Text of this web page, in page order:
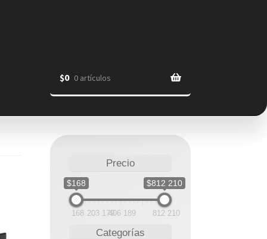
$0 0 artículos
Precio
$168 $812 210
168 203 179406 189 812 210
Categorías